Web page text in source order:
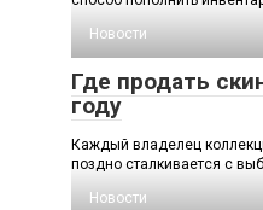
Новости
Где продать
году
Каждый владелец
поздно сталкивается с
Новости